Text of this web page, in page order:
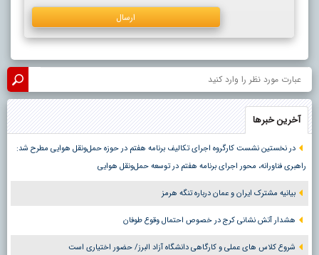
آخرین خبرها
در نخستین نشست کارگروه اجرای تکالیف برنامه هفتم در حوزه حمل‌ونقل هوایی مطرح شد:
راهبری فناورانه، محور اجرای برنامه هفتم در توسعه حمل‌ونقل هوایی
بیانیه مشترک ایران و عمان درباره تنگه هرمز
هشدار آتش نشانی کرج در خصوص احتمال وقوع طوفان
شروع کلاس های عملی و کارگاهی دانشگاه آزاد البرز/ حضور اختیاری است